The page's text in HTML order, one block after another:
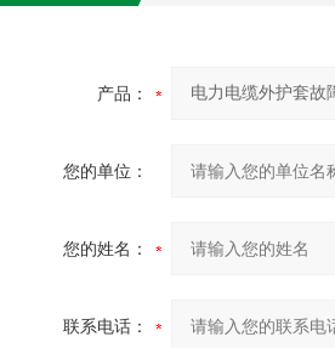
产品：
您的单位：
您的姓名：
联系电话：